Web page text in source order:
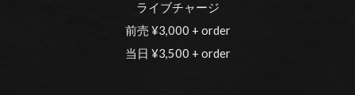
ライブチャージ
前売 ¥3,000 + order
当日 ¥3,500 + order